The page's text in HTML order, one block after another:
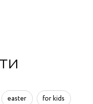
easter for kids